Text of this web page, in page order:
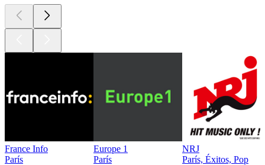
France Info
París
Europe 1
París
NRJ
París, Éxitos, Pop